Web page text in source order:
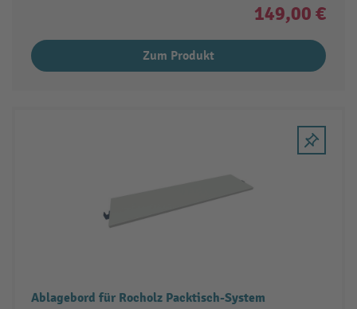
149,00 €
Zum Produkt
Ablagebord für Rocholz Packtisch-System